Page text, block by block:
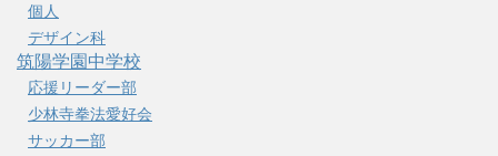
個人
デザイン科
筑陽学園中学校
応援リーダー部
少林寺拳法愛好会
サッカー部